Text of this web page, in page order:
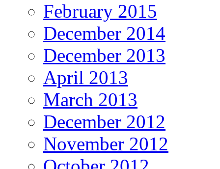
February 2015
December 2014
December 2013
April 2013
March 2013
December 2012
November 2012